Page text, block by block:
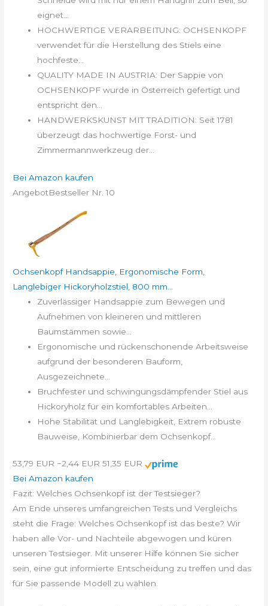
eignet...
HOCHWERTIGE VERARBEITUNG: OCHSENKOPF
verwendet für die Herstellung des Stiels eine
hochfeste...
QUALITY MADE IN AUSTRIA: Der Sappie von
OCHSENKOPF wurde in Österreich gefertigt und
entspricht den...
HANDWERKSKUNST MIT TRADITION: Seit 1781
überzeugt das hochwertige Forst- und
Zimmermannwerkzeug der...
Bei Amazon kaufen
AngebotBestseller Nr. 10
Ochsenkopf Handsappie, Ergonomische Form,
Langlebiger Hickoryholzstiel, 800 mm...
Zuverlässiger Handsappie zum Bewegen und
Aufnehmen von kleineren und mittleren
Baumstämmen sowie...
Ergonomische und rückenschonende Arbeitsweise
aufgrund der besonderen Bauform,
Ausgezeichnete...
Bruchfester und schwingungsdämpfender Stiel aus
Hickoryholz für ein komfortables Arbeiten...
Hohe Stabilität und Langlebigkeit, Extrem robuste
Bauweise, Kombinierbar dem Ochsenkopf...
53,79 EUR −2,44 EUR 51,35 EUR
Bei Amazon kaufen
Fazit: Welches Ochsenkopf ist der Testsieger?
Am Ende unseres umfangreichen Tests und Vergleichs
steht die Frage: Welches Ochsenkopf ist das beste? Wir
haben alle Vor- und Nachteile abgewogen und küren
unseren Testsieger. Mit unserer Hilfe können Sie sicher
sein, eine gut informierte Entscheidung zu treffen und das
für Sie passende Modell zu wählen.